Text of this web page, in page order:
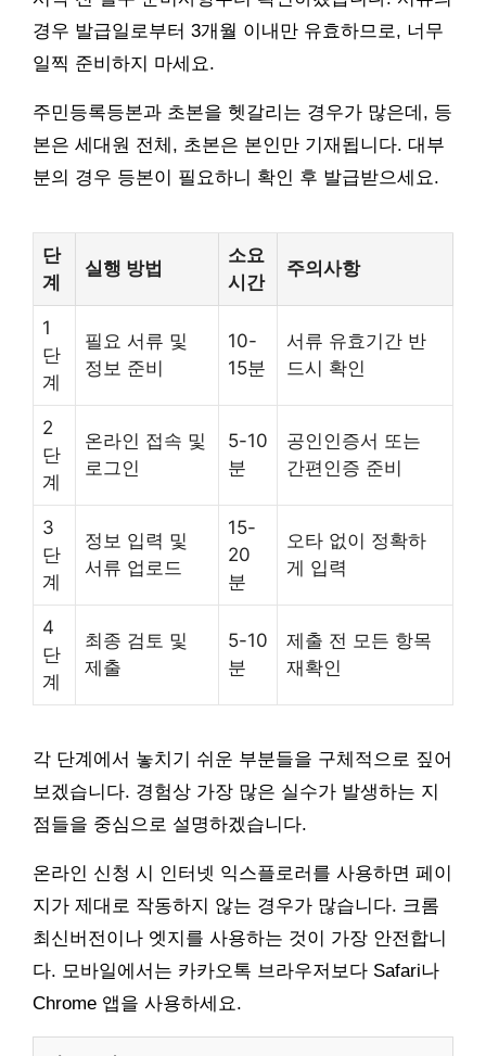
경우 발급일로부터 3개월 이내만 유효하므로, 너무
일찍 준비하지 마세요.
주민등록등본과 초본을 헷갈리는 경우가 많은데, 등
본은 세대원 전체, 초본은 본인만 기재됩니다. 대부
분의 경우 등본이 필요하니 확인 후 발급받으세요.
단
계
실행 방법
소요
시간
주의사항
1
단
계
필요 서류 및
정보 준비
10-
15분
서류 유효기간 반
드시 확인
2
단
계
온라인 접속 및
로그인
5-10
분
공인인증서 또는
간편인증 준비
3
단
계
정보 입력 및
서류 업로드
15-
20
분
오타 없이 정확하
게 입력
4
단
계
최종 검토 및
제출
5-10
분
제출 전 모든 항목
재확인
각 단계에서 놓치기 쉬운 부분들을 구체적으로 짚어
보겠습니다. 경험상 가장 많은 실수가 발생하는 지
점들을 중심으로 설명하겠습니다.
온라인 신청 시 인터넷 익스플로러를 사용하면 페이
지가 제대로 작동하지 않는 경우가 많습니다. 크롬
최신버전이나 엣지를 사용하는 것이 가장 안전합니
다. 모바일에서는 카카오톡 브라우저보다 Safari나
Chrome 앱을 사용하세요.